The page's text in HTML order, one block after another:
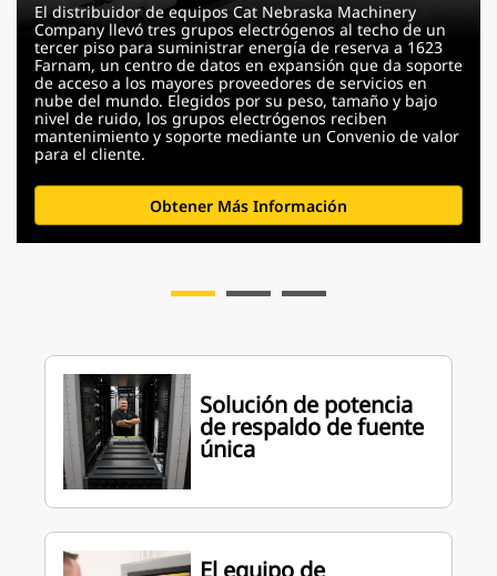
El distribuidor de equipos Cat Nebraska Machinery
Company llevó tres grupos electrógenos al techo de un
tercer piso para suministrar energía de reserva a 1623
Farnam, un centro de datos en expansión que da soporte
de acceso a los mayores proveedores de servicios en
nube del mundo. Elegidos por su peso, tamaño y bajo
nivel de ruido, los grupos electrógenos reciben
mantenimiento y soporte mediante un Convenio de valor
para el cliente.
Obtener Más Información
Solución de potencia
de respaldo de fuente
única